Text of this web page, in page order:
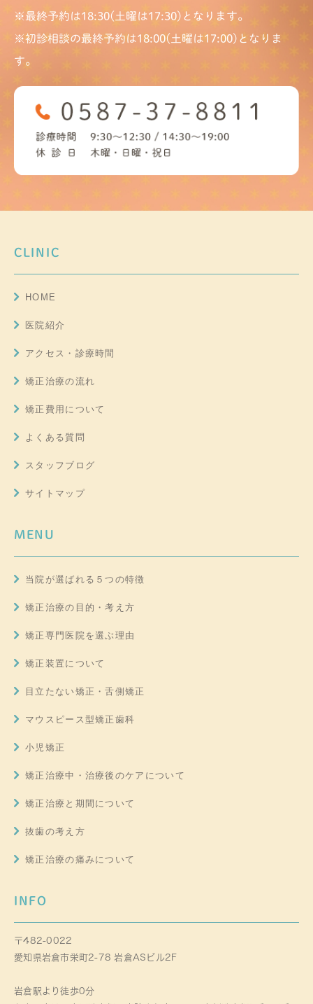
※最終予約は18:30(土曜は17:30)となります。
※初診相談の最終予約は18:00(土曜は17:00)となりま
す。
CLINIC
HOME
医院紹介
アクセス・診療時間
矯正治療の流れ
矯正費用について
よくある質問
スタッフブログ
サイトマップ
MENU
当院が選ばれる５つの特徴
矯正治療の目的・考え方
矯正専門医院を選ぶ理由
矯正装置について
目立たない矯正・舌側矯正
マウスピース型矯正歯科
小児矯正
矯正治療中・治療後のケアについて
矯正治療と期間について
抜歯の考え方
矯正治療の痛みについて
INFO
〒482-0022
愛知県岩倉市栄町2-78 岩倉ASビル2F
岩倉駅より徒歩0分